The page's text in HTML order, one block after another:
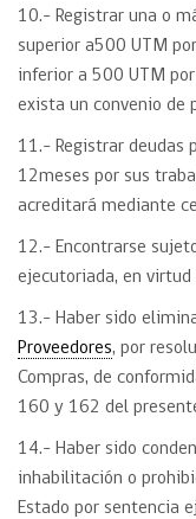
10.- Registrar una o
superior a500 UTM
inferior a 500 UTM
exista un convenio de
11.- Registrar deudas
12meses por sus
acreditará mediante
12.- Encontrarse
ejecutoriada, en
13.- Haber sido
Proveedores, por
Compras, de
160 y 162 del
14.- Haber sido
inhabilitación o
Estado por sentencia